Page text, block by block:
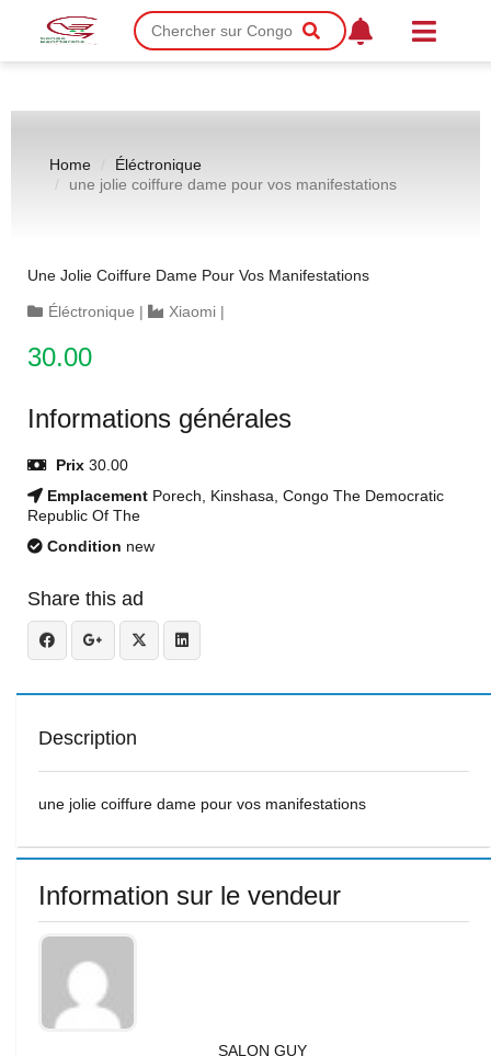
Home
Éléctronique
une jolie coiffure dame pour vos manifestations
Une Jolie Coiffure Dame Pour Vos Manifestations
Éléctronique | Xiaomi |
30.00
Informations générales
Prix 30.00
Emplacement Porech, Kinshasa, Congo The Democratic
Republic Of The
Condition new
Share this ad
Description
une jolie coiffure dame pour vos manifestations
Information sur le vendeur
SALON GUY